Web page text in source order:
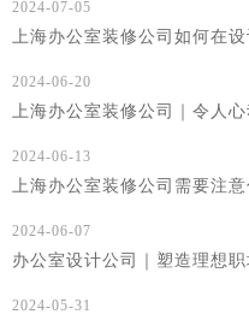
2024-07-05
上海办公室装修公司如何在
2024-06-20
上海办公室装修公司｜令人
2024-06-13
上海办公室装修公司需要注意
2024-06-07
办公室设计公司｜塑造理想
2024-05-31